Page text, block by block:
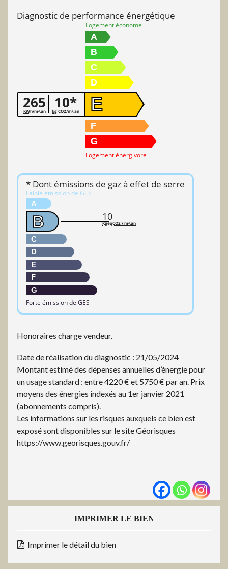
Diagnostic de performance énergétique
265
KWh/m².an 10*
kg CO2/m².an
Logement économe
A
B
C
D
E
F
G
Logement énergivore
* Dont émissions de gaz à effet de serre
Faible émission de GES
A
B
C
D
E
F
G
Forte émission de GES
10
KgéqCO2 / m².an
Honoraires charge vendeur.
Date de réalisation du diagnostic : 21/05/2024
Montant estimé des dépenses annuelles d’énergie pour
un usage standard : entre 4220 € et 5750 € par an. Prix
moyens des énergies indexés au 1er janvier 2021
(abonnements compris).
Les informations sur les risques auxquels ce bien est
exposé sont disponibles sur le site Géorisques
https://www.georisques.gouv.fr/
IMPRIMER LE BIEN
Imprimer le détail du bien